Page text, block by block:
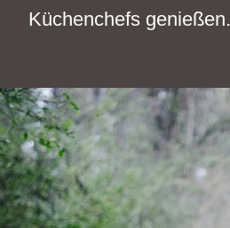
Küchenchefs genießen.